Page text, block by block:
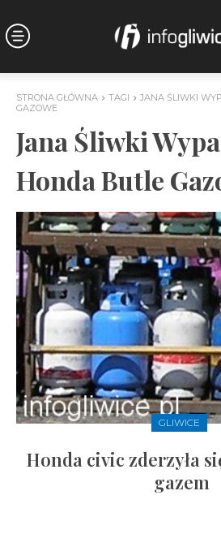
STRONA GŁÓWNA TAGI
JANA ŚLIWKI
GAZOWE
Jana Śliwki
Honda Butle
GLIWICE
Honda civic zderzyła
gazem